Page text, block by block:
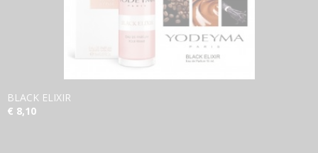
BLACK ELIXIR
€ 8,10